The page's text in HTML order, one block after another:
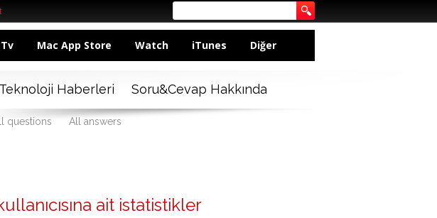
Mac App Store Watch iTunes Diğer
Teknoloji Haberleri Soru&Cevap Hakkında
questions All answers
ait istatistikler